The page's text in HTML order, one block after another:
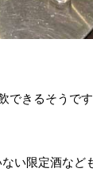
できるそうです
い限定酒など